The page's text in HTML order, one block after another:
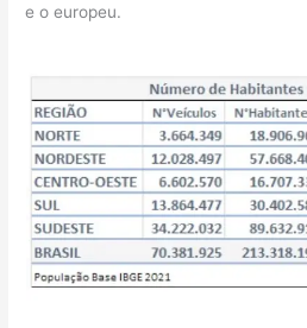
e o europeu.